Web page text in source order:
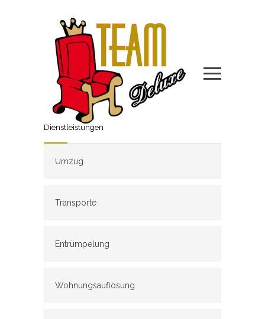
Dienstleistungen
Umzug
Transporte
Entrümpelung
Wohnungsauflösung